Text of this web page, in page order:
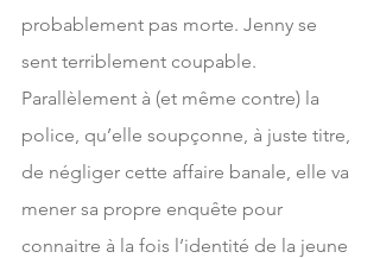
probablement pas morte. Jenny se
sent terriblement coupable.
Parallèlement à (et même contre) la
police, qu’elle soupçonne, à juste titre,
de négliger cette affaire banale, elle va
mener sa propre enquête pour
connaitre à la fois l’identité de la jeune